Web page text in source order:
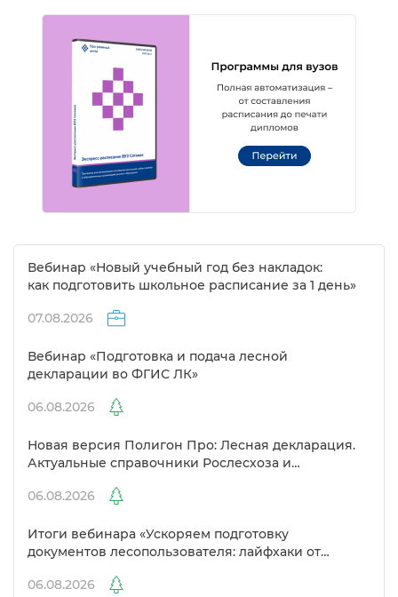
ебинар «Новый учебный год без накладок:
как подготовить школьное расписание за 1 день»
07.08.2026
ебинар «Подготовка и подача лесной
декларации во ФГИС ЛК»
06.08.2026
Новая версия Полигон Про: Лесная декларация.
Актуальные справочники Рослесхоза и
06.08.2026
Итоги вебинара «Ускоряем подготовку
документов лесопользователя: лайфхаки от
06.08.2026